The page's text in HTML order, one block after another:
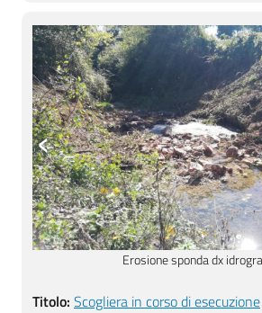
Erosione sponda dx
‹
Titolo: Scogliera in corso di esecuzione